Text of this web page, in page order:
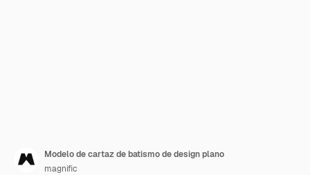
Modelo de cartaz de batismo de design plano
magnific